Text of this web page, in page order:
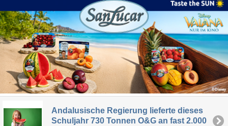
Andalusische Regierung lieferte dieses
Schuljahr 730 Tonnen O&G an fast 2.000